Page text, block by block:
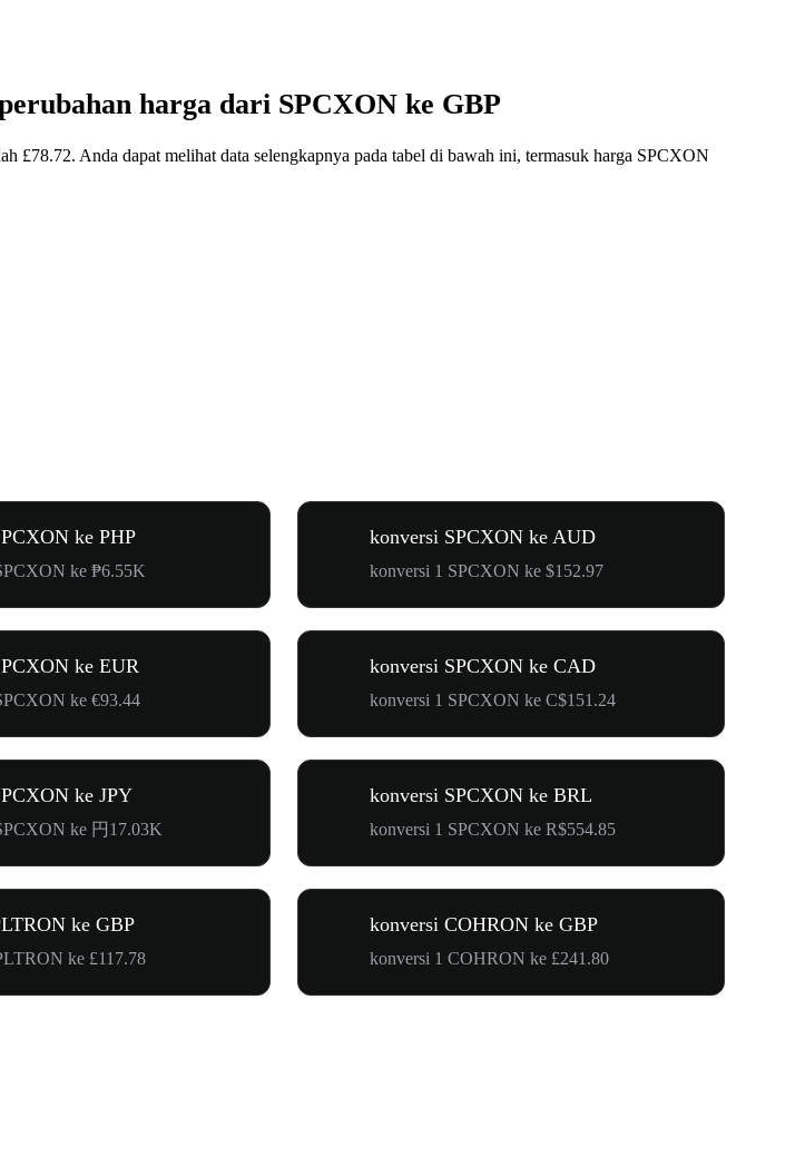
harga dari SPCXON ke GBP
£78.72. Anda dapat melihat data selengkapnya pada tabel di bawah ini, termasuk harga SPCXON
ke PHP
ke ₱6.55K
konversi SPCXON ke AUD
konversi 1 SPCXON ke $152.97
ke EUR
ke €93.44
konversi SPCXON ke CAD
konversi 1 SPCXON ke C$151.24
ke JPY
ke 円17.03K
konversi SPCXON ke BRL
konversi 1 SPCXON ke R$554.85
ke GBP
ke £117.78
konversi COHRON ke GBP
konversi 1 COHRON ke £241.80